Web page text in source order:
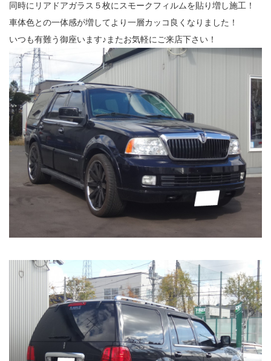
同時にリアドアガラス５枚にスモークフィルムを貼り増し施工！
車体色との一体感が増してより一層カッコ良くなりました！
いつも有難う御座います♪またお気軽にご来店下さい！